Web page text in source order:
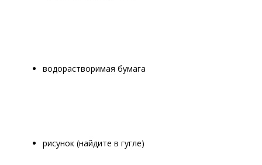
водорастворимая бумага
рисунок (найдите в гугле)